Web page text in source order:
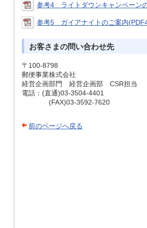
参考4 ライトダウンキャンペーン
参考5 ガイアナイトのご案内
お客さまの問い合わせ先
〒100-8798
郵便事業株式会社
経営企画部門 経営企画部 CSR担当
電話：(直通)03-3504-4401
(FAX)03-3592-7620
前のページへ戻る